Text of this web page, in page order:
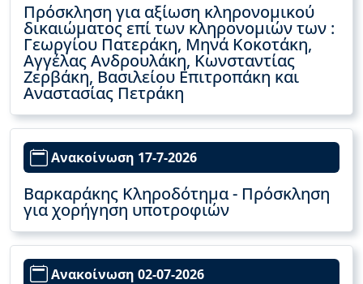
Πρόσκληση για αξίωση κληρονομικού
δικαιώματος επί των κληρονομιών των :
Γεωργίου Πατεράκη, Μηνά Κοκοτάκη,
Αγγέλας Ανδρουλάκη, Κωνσταντίας
Ζερβάκη, Βασιλείου Επιτροπάκη και
Αναστασίας Πετράκη
Ανακοίνωση 17-7-2026
Βαρκαράκης Κληροδότημα - Πρόσκληση
για χορήγηση υποτροφιών
Ανακοίνωση 02-07-2026